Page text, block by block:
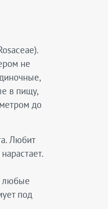
не
в пищу,
до
Любит
любые
под